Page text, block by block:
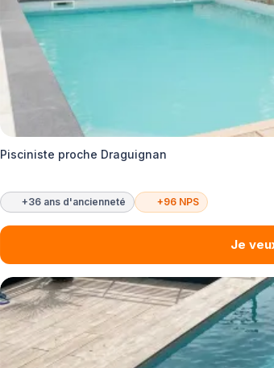
Pisciniste proche Draguignan
+36 ans d'ancienneté +96 NPS
Je